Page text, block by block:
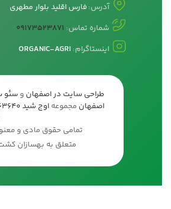
آدرس: فارس اقلید بلوار مطهری
شماره تماس: 09173523871
اینستاگرام:ORGANIC-AGRI
طراحی سایت در اصفهان و سئو
اصفهان مجموعه اوج شید
تمامی حقوق مادی و
متعلق به بهسازان